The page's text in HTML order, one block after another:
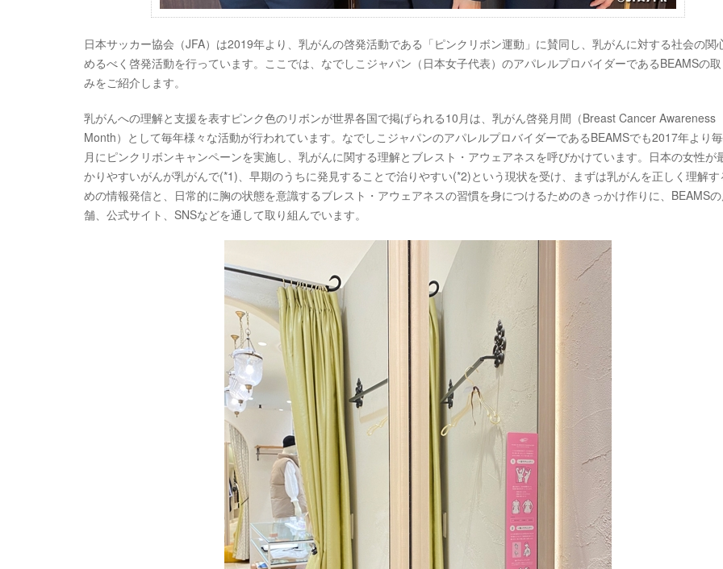
日本サッカー協会（JFA）は2019年より、乳がんの啓発活動である「ピンクリボン運動」に賛同し、乳がんに対する社会の関
めるべく啓発活動を行っています。ここでは、なでしこジャパン（日本女子代表）のアパレルプロバイダーであるBEAMSの取
みをご紹介します。
乳がんへの理解と支援を表すピンク色のリボンが世界各国で掲げられる10月は、乳がん啓発月間（Breast Cancer Awareness
Month）として毎年様々な活動が行われています。なでしこジャパンのアパレルプロバイダーであるBEAMSでも2017年より
月にピンクリボンキャンペーンを実施し、乳がんに関する理解とブレスト・アウェアネスを呼びかけています。日本の女性が
かりやすいがんが乳がんで(*1)、早期のうちに発見することで治りやすい(*2)という現状を受け、まずは乳がんを正しく理解す
めの情報発信と、日常的に胸の状態を意識するブレスト・アウェアネスの習慣を身につけるためのきっかけ作りに、BEAMS
舗、公式サイト、SNSなどを通して取り組んでいます。